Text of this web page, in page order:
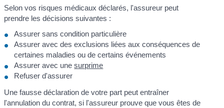
Selon vos risques médicaux déclarés, l'assureur peut
prendre les décisions suivantes :
Assurer sans condition particulière
Assurer avec des exclusions liées aux conséquences de
certaines maladies ou de certains événements
Assurer avec unesurprime
Refuser d'assurer
Une fausse déclaration de votre part peut entraîner
l'annulation du contrat, si l'assureur prouve que vous êtes de